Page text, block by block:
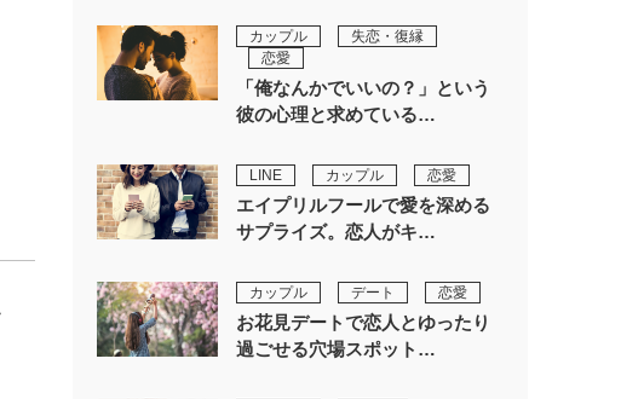
カップル
失恋・復縁
恋愛
「俺なんかでいいの？」という
彼の心理と求めている…
LINE カップル 恋愛
エイプリルフールで愛を深める
サプライズ。恋人がキ…
カップル デート 恋愛
お花見デートで恋人とゆったり
過ごせる穴場スポット…